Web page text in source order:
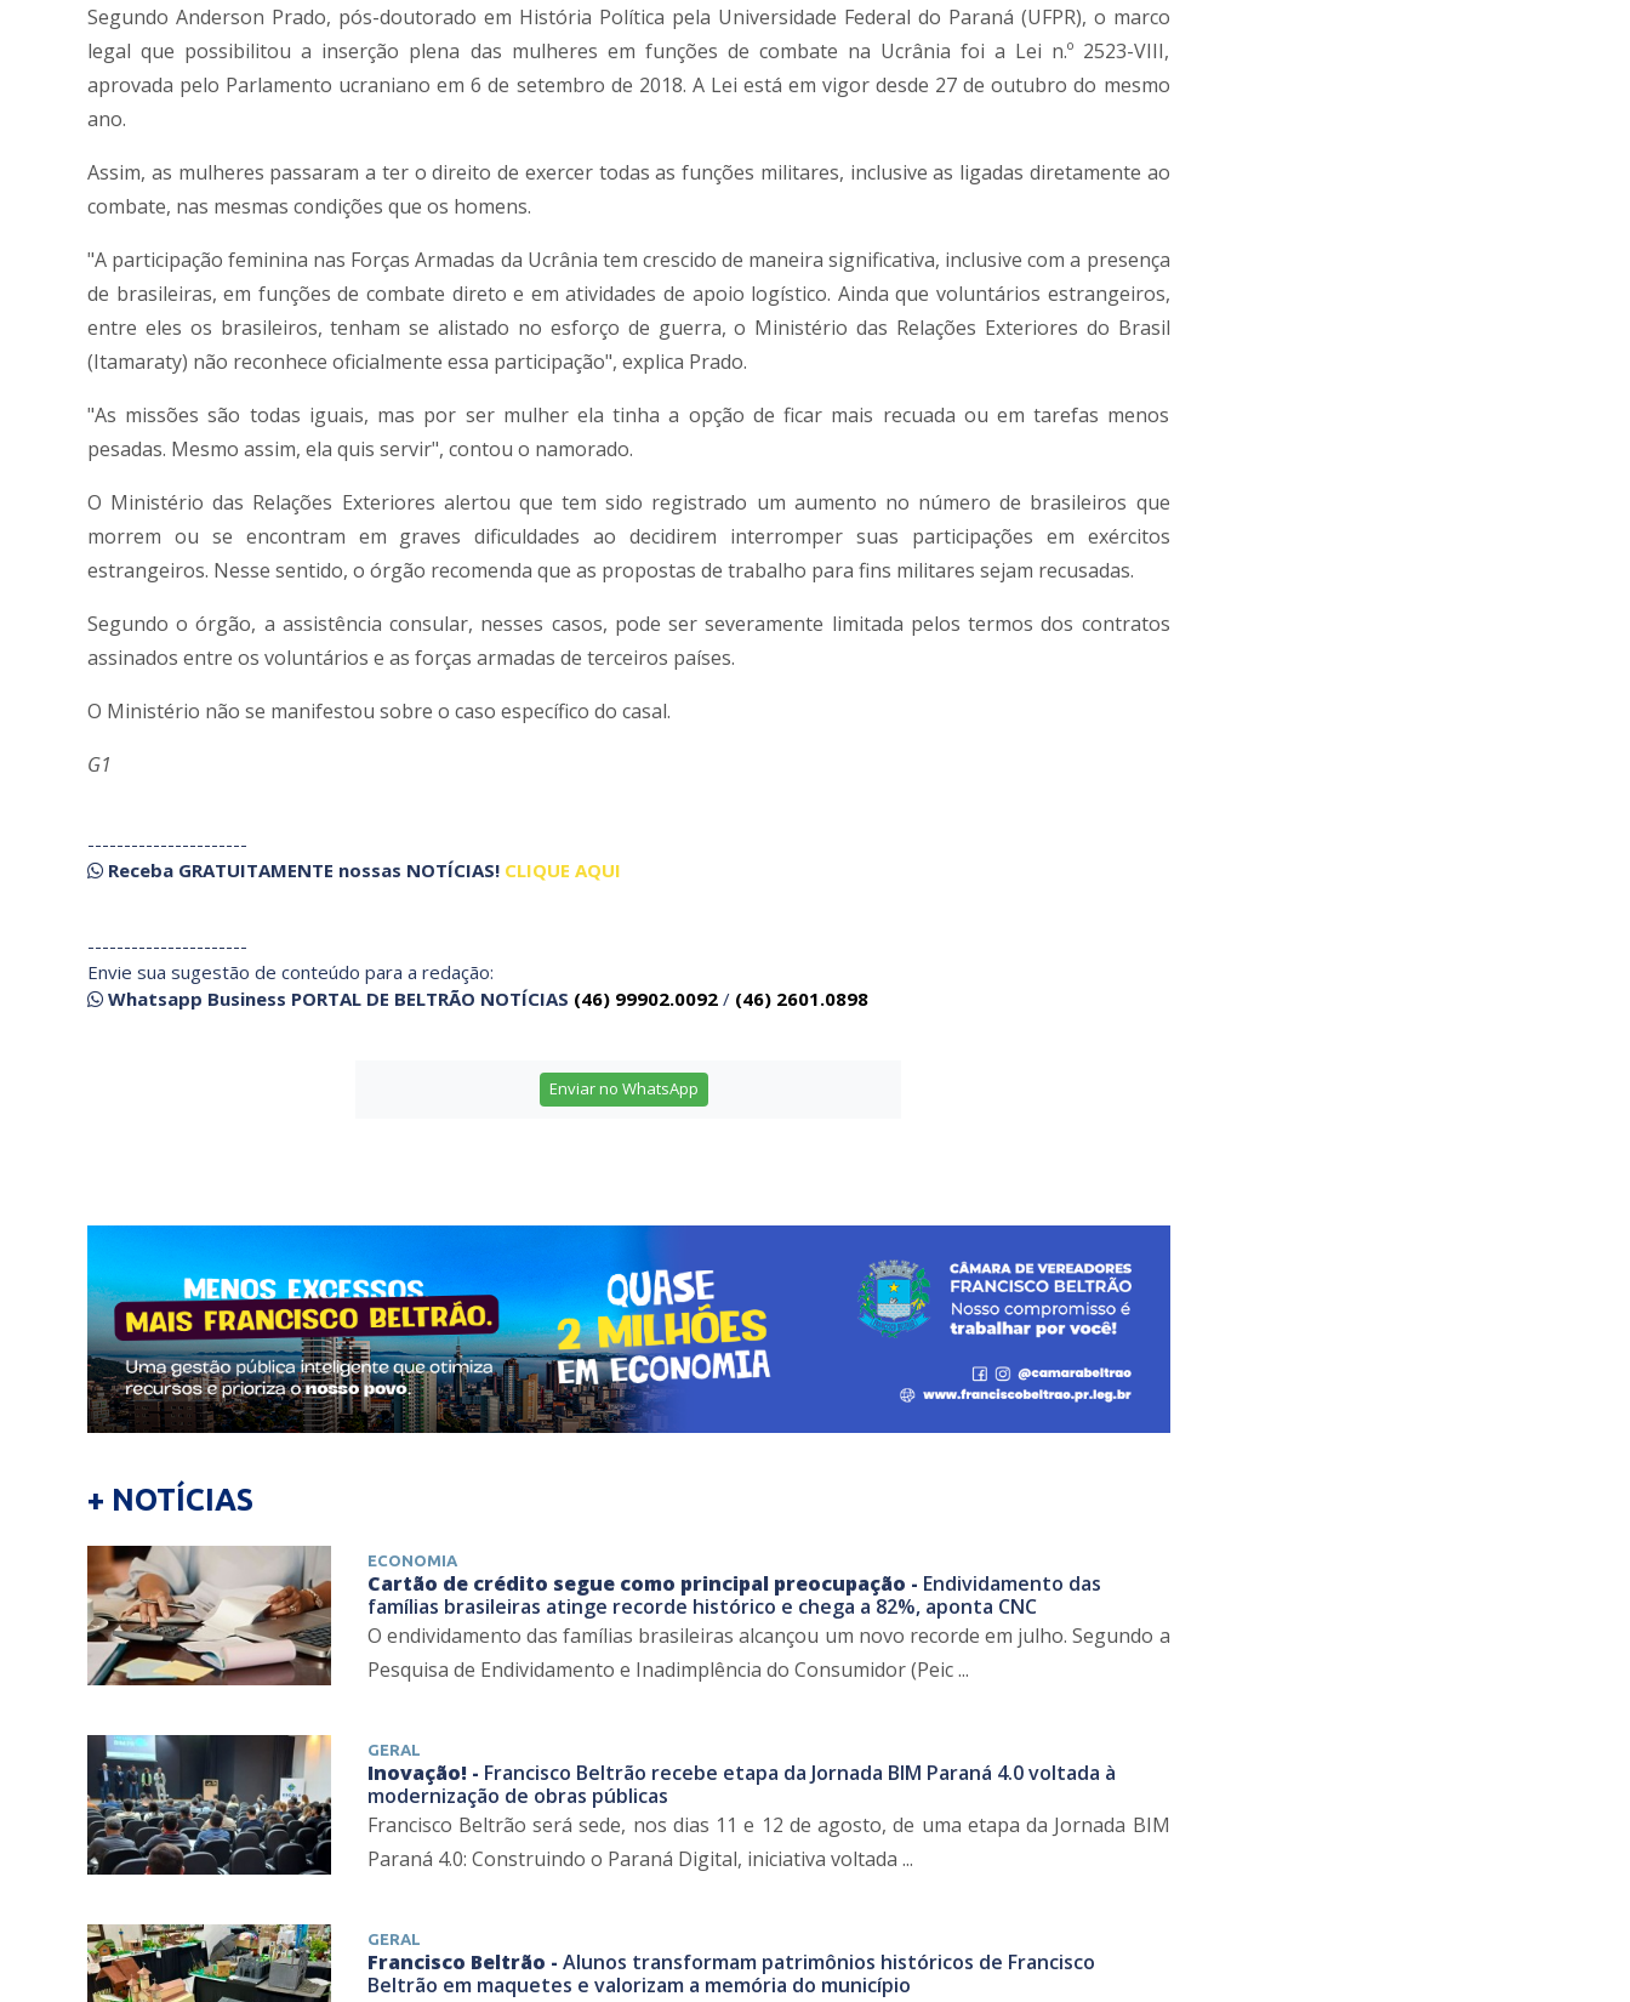
Segundo Anderson Prado, pós-doutorado em História Política pela Universidade Federal do Paraná (UFPR), o marco
legal que possibilitou a inserção plena das mulheres em funções de combate na Ucrânia foi a Lei n.º 2523-VIII,
aprovada pelo Parlamento ucraniano em 6 de setembro de 2018. A Lei está em vigor desde 27 de outubro do mesmo
ano.
Assim, as mulheres passaram a ter o direito de exercer todas as funções militares, inclusive as ligadas diretamente ao
combate, nas mesmas condições que os homens.
"A participação feminina nas Forças Armadas da Ucrânia tem crescido de maneira significativa, inclusive com a presença
de brasileiras, em funções de combate direto e em atividades de apoio logístico. Ainda que voluntários estrangeiros,
entre eles os brasileiros, tenham se alistado no esforço de guerra, o Ministério das Relações Exteriores do Brasil
(Itamaraty) não reconhece oficialmente essa participação", explica Prado.
"As missões são todas iguais, mas por ser mulher ela tinha a opção de ficar mais recuada ou em tarefas menos
pesadas. Mesmo assim, ela quis servir", contou o namorado.
O Ministério das Relações Exteriores alertou que tem sido registrado um aumento no número de brasileiros que
morrem ou se encontram em graves dificuldades ao decidirem interromper suas participações em exércitos
estrangeiros. Nesse sentido, o órgão recomenda que as propostas de trabalho para fins militares sejam recusadas.
Segundo o órgão, a assistência consular, nesses casos, pode ser severamente limitada pelos termos dos contratos
assinados entre os voluntários e as forças armadas de terceiros países.
O Ministério não se manifestou sobre o caso específico do casal.
G1
----------------------
Receba GRATUITAMENTE nossas NOTÍCIAS! CLIQUE AQUI
----------------------
Envie sua sugestão de conteúdo para a redação:
Whatsapp Business PORTAL DE BELTRÃO NOTÍCIAS (46) 99902.0092 / (46) 2601.0898
Enviar no WhatsApp
+ NOTÍCIAS
ECONOMIA
Cartão de crédito segue como principal preocupação - Endividamento das
famílias brasileiras atinge recorde histórico e chega a 82%, aponta CNC
O endividamento das famílias brasileiras alcançou um novo recorde em julho. Segundo a
Pesquisa de Endividamento e Inadimplência do Consumidor (Peic ...
GERAL
Inovação! - Francisco Beltrão recebe etapa da Jornada BIM Paraná 4.0 voltada à
modernização de obras públicas
Francisco Beltrão será sede, nos dias 11 e 12 de agosto, de uma etapa da Jornada BIM
Paraná 4.0: Construindo o Paraná Digital, iniciativa voltada ...
GERAL
Francisco Beltrão - Alunos transformam patrimônios históricos de Francisco
Beltrão em maquetes e valorizam a memória do município